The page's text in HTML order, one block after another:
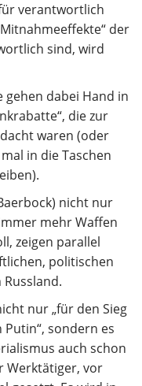
verantwortlich
der
sind, wird
dabei Hand in
die zur
waren (oder
in die Taschen
nicht nur
mehr Waffen
zeigen parallel
politischen
nur „für den Sieg
sondern es
auch schon
Werktätiger, vor